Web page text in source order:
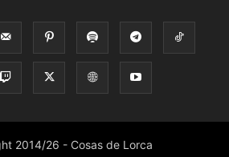
2014/26 - Cosas de Lorca